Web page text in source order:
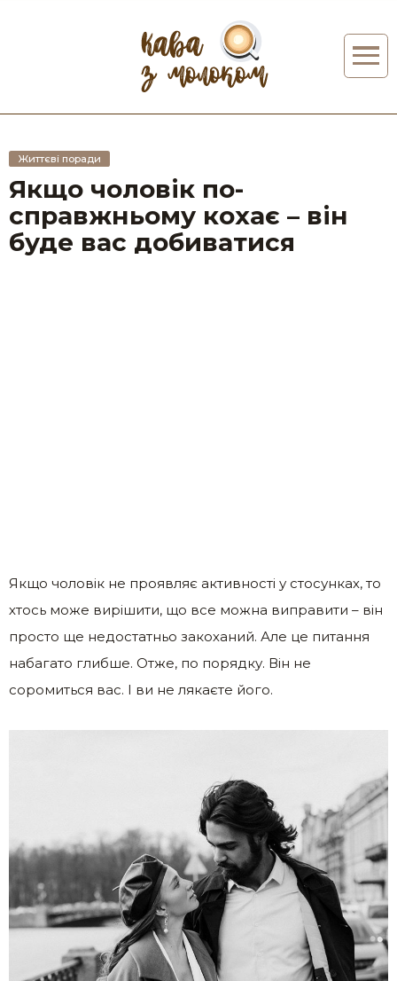
Життєві поради
Якщо чоловік по-
справжньому кохає – він
буде вас добиватися
Якщо чоловік не проявляє активності у стосунках, то
хтось може вирішити, що все можна виправити – він
просто ще недостатньо закоханий. Але це питання
набагато глибше. Отже, по порядку. Він не
соромиться вас. І ви не лякаєте його.